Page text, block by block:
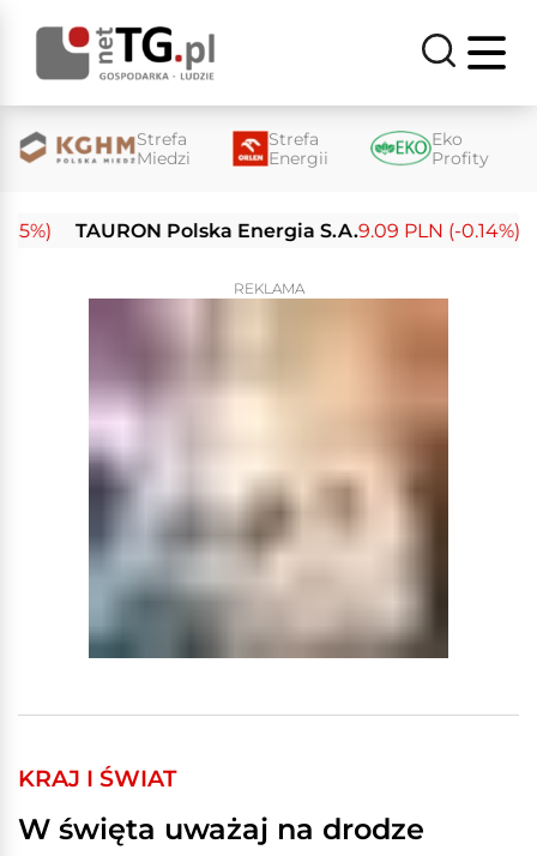
Strefa
Miedzi
Strefa
Energii
Eko
Profity
TAURON Polska Energia S.A. 9.09 PLN (-0.14%)
REKLAMA
KRAJ I ŚWIAT
W święta uważaj na drodze